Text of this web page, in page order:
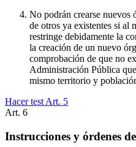
No podrán crearse nuevos
de otros ya existentes si al
restringe debidamente la
la creación de un nuevo
comprobación de que no
Administración Pública
mismo territorio y
Hacer test Art. 5
Art. 6
Instrucciones y órdenes